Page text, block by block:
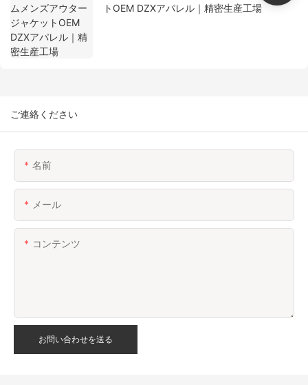
トOEM DZXアパレル｜精密生産工場
ご連絡ください
名前
メール
コンテンツ
お問い合わせを送る